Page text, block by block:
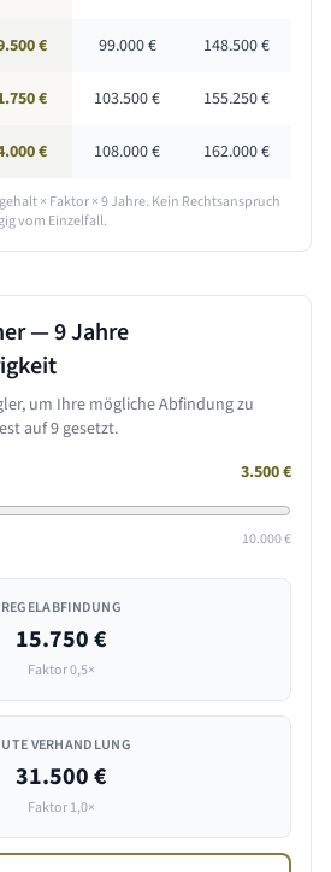
€ 99.000 € 148.500 €
€ 103.500 € 155.250 €
€ 108.000 € 162.000 €
× Faktor ×9 Jahre. Kein Rechtsanspruch
vom Einzelfall.
—9 Jahre
um Ihre mögliche Abfindung zu
auf9gesetzt.
3.500€
10.000 €
REGELABFINDUNG
15.750 €
Faktor 0,5×
VERHANDLUNG
31.500 €
Faktor 1,0×